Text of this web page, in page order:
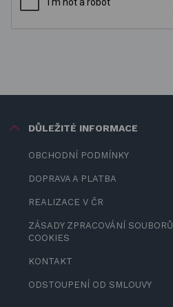
DŮLEŽITÉ INFORMACE
OBCHODNÍ PODMÍNKY
DOPRAVA A PLATBA
REALIZACE V ČR
ZÁSADY ZPRACOVÁNÍ SOUBORŮ
COOKIES
KONTAKT
ODSTOUPENÍ OD SMLOUVY